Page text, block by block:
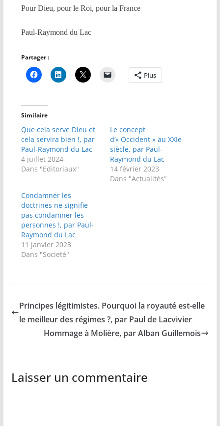
Pour Dieu, pour le Roi, pour la France
Paul-Raymond du Lac
Partager :
Plus
Similaire
Que cela serve Dieu et
cela servira bien !, par
Paul-Raymond du Lac
4 juillet 2024
Dans "Editoriaux"
Le concept
d’« Occident » au XXIe
siècle, par Paul-
Raymond du Lac
14 février 2023
Dans "Actualités"
Condamner les
doctrines ne signifie
pas condamner les
personnes !, par Paul-
Raymond du Lac
11 janvier 2023
Dans "Societé"
Principes légitimistes. Pourquoi la royauté est-elle
le meilleur des régimes ?, par Paul de Lacvivier
Hommage à Molière, par Alban Guillemois
Laisser un commentaire